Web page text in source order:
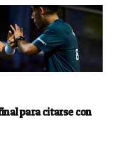
para citarse con